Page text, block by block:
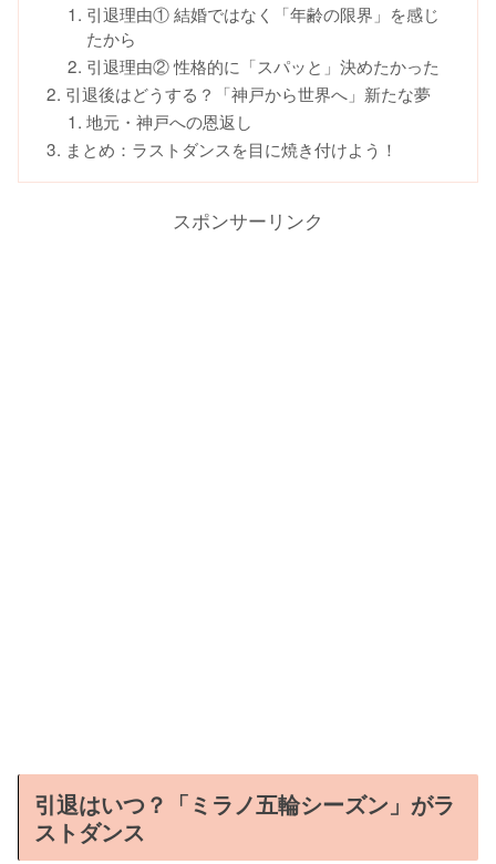
引退理由① 結婚ではなく「年齢の限界」を感じ
たから
引退理由② 性格的に「スパッと」決めたかった
引退後はどうする？「神戸から世界へ」新たな夢
地元・神戸への恩返し
まとめ：ラストダンスを目に焼き付けよう！
スポンサーリンク
引退はいつ？「ミラノ五輪シーズン」がラ
ストダンス